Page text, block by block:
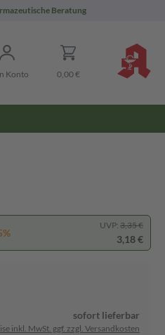
Beratung
Konto 0,00 €
UVP: 3,35 €
3,18 €
sofort lieferbar
inkl. MwSt. ggf. zzgl. Versandkosten